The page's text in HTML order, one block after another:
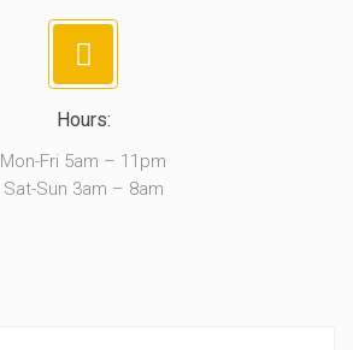
Hours:
Mon-Fri 5am – 11pm
Sat-Sun 3am – 8am